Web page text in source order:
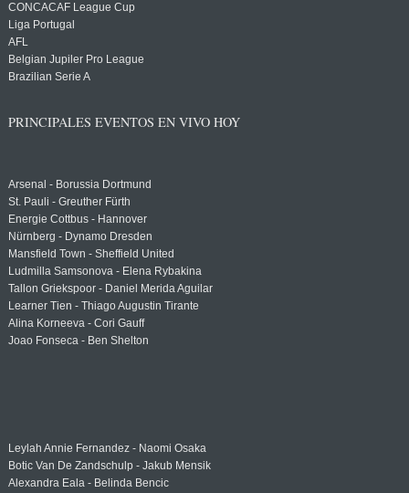
CONCACAF League Cup
Liga Portugal
AFL
Belgian Jupiler Pro League
Brazilian Serie A
PRINCIPALES EVENTOS EN VIVO HOY
Arsenal - Borussia Dortmund
St. Pauli - Greuther Fürth
Energie Cottbus - Hannover
Nürnberg - Dynamo Dresden
Mansfield Town - Sheffield United
Ludmilla Samsonova - Elena Rybakina
Tallon Griekspoor - Daniel Merida Aguilar
Learner Tien - Thiago Augustin Tirante
Alina Korneeva - Cori Gauff
Joao Fonseca - Ben Shelton
Leylah Annie Fernandez - Naomi Osaka
Botic Van De Zandschulp - Jakub Mensik
Alexandra Eala - Belinda Bencic